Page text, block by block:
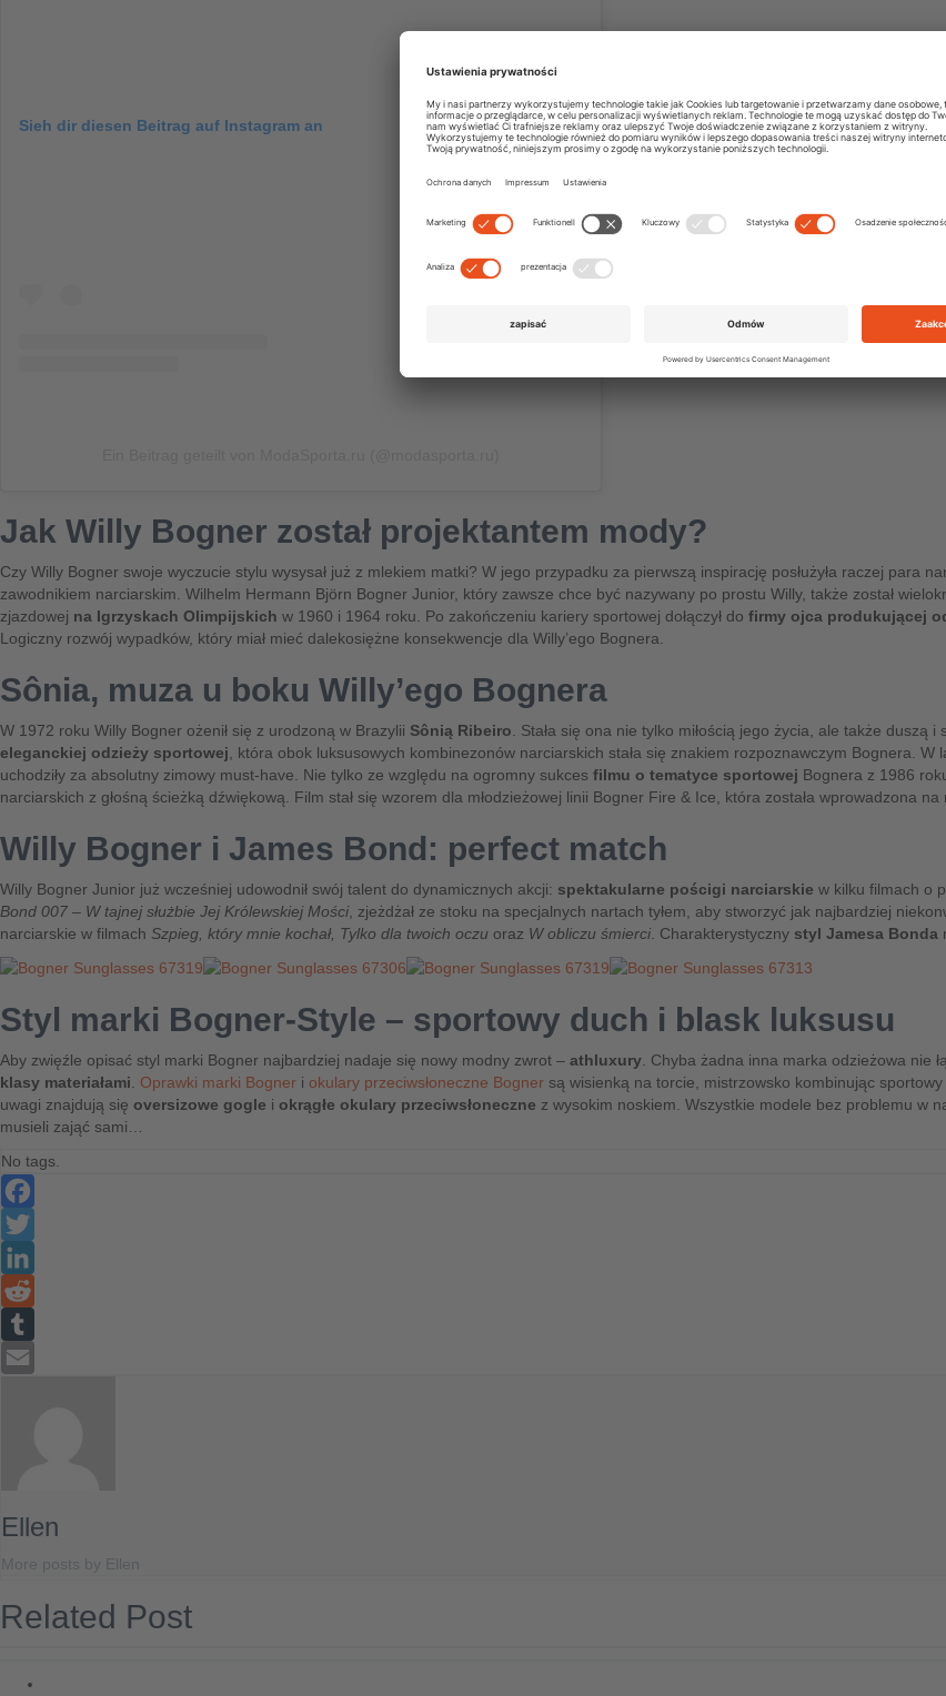
Sieh dir diesen Beitrag auf Instagram an
Jak Willy Bogner został projektantem mody?
Czy Willy Bogner swoje wyczucie stylu wysysał już z mlekiem matki? W jego przypadku za pierwszą inspirację posłużyła raczej para
zawodnikiem narciarskim. Wilhelm Hermann Björn Bogner Junior, który zawsze chce być nazywany po prostu Willy, także został
zjazdowej na Igrzyskach Olimpijskich w 1960 i 1964 roku. Po zakończeniu kariery sportowej dołączył do firmy ojca produkującej
Logiczny rozwój wypadków, który miał mieć dalekosiężne konsekwencje dla Willy’ego Bognera.
Sônia, muza u boku Willy’ego Bognera
W 1972 roku Willy Bogner ożenił się z urodzoną w Brazylii Sônią Ribeiro . Stała się ona nie tylko miłością jego życia, ale także
eleganckiej odzieży sportowej , która obok luksusowych kombinezonów narciarskich stała się znakiem rozpoznawczym Bognera. W
uchodziły za absolutny zimowy must-have. Nie tylko ze względu na ogromny sukces filmu o tematyce sportowej Bognera z 1986
narciarskich z głośną ścieżką dźwiękową. Film stał się wzorem dla młodzieżowej linii Bogner Fire & Ice, która została wprowadzona na
Willy Bogner i James Bond: perfect match
Willy Bogner Junior już wcześniej udowodnił swój talent do dynamicznych akcji: spektakularne pościgi narciarskie w kilku filmach o
Bond 007 – W tajnej służbie Jej Królewskiej Mości , zjeżdżał ze stoku na specjalnych nartach tyłem, aby stworzyć jak najbardziej
narciarskie w filmach Szpieg, który mnie kochał, Tylko dla twoich oczu oraz W obliczu śmierci . Charakterystyczny styl Jamesa Bonda
Styl marki Bogner-Style – sportowy duch i blask luksusu
Aby zwięźle opisać styl marki Bogner najbardziej nadaje się nowy modny zwrot – athluxury . Chyba żadna inna marka odzieżowa nie
klasy materiałami
Oprawki marki Bogner i okulary przeciwsłoneczne Bogner są wisienką na torcie, mistrzowsko kombinując
uwagi znajdują się oversizowe gogle i okrągłe okulary przeciwsłoneczne z wysokim noskiem. Wszystkie modele bez problemu w
musieli zająć sami…
No tags.
Facebook
Twitter
LinkedIn
Reddit
Tumblr
Ellen
More posts by Ellen
Related Post